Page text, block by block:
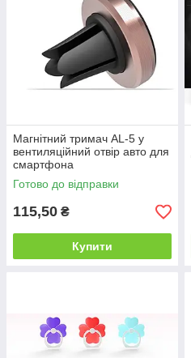
Магнітний тримач AL-5 у
вентиляційний отвір авто для
смартфона
Готово до відправки
115,50 ₴
Купити